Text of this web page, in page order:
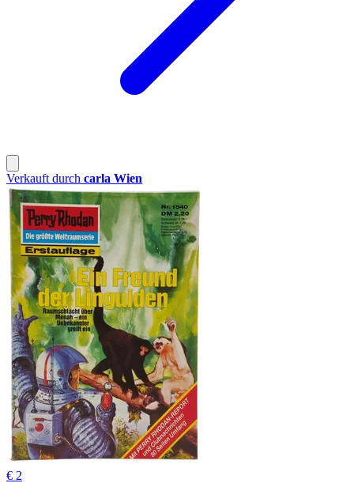
Verkauft durch carla Wien
€ 2